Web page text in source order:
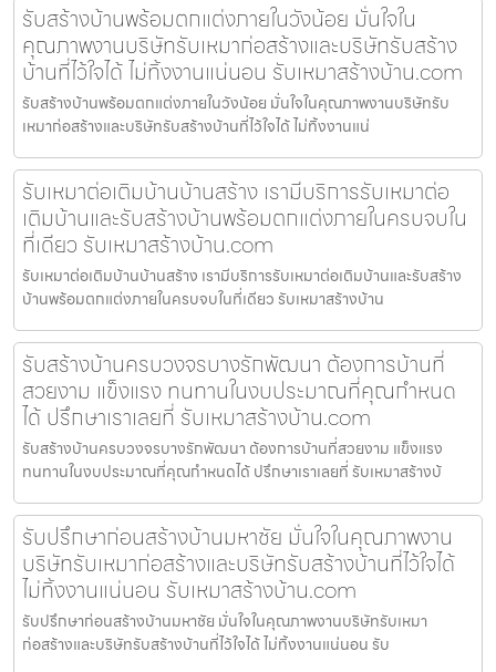
รับสร้างบ้านพร้อมตกแต่งภายในวังน้อย มั่นใจใน
คุณภาพงานบริษัทรับเหมาก่อสร้างและบริษัทรับสร้าง
บ้านที่ไว้ใจได้ ไม่ทิ้งงานแน่นอน รับเหมาสร้างบ้าน.com
รับสร้างบ้านพร้อมตกแต่งภายในวังน้อย มั่นใจในคุณภาพงานบริษัทรับ
เหมาก่อสร้างและบริษัทรับสร้างบ้านที่ไว้ใจได้ ไม่ทิ้งงานแน่
รับเหมาต่อเติมบ้านบ้านสร้าง เรามีบริการรับเหมาต่อ
เติมบ้านและรับสร้างบ้านพร้อมตกแต่งภายในครบจบใน
ที่เดียว รับเหมาสร้างบ้าน.com
รับเหมาต่อเติมบ้านบ้านสร้าง เรามีบริการรับเหมาต่อเติมบ้านและรับสร้าง
บ้านพร้อมตกแต่งภายในครบจบในที่เดียว รับเหมาสร้างบ้าน
รับสร้างบ้านครบวงจรบางรักพัฒนา ต้องการบ้านที่
สวยงาม แข็งแรง ทนทานในงบประมาณที่คุณกำหนด
ได้ ปรึกษาเราเลยที่ รับเหมาสร้างบ้าน.com
รับสร้างบ้านครบวงจรบางรักพัฒนา ต้องการบ้านที่สวยงาม แข็งแรง
ทนทานในงบประมาณที่คุณกำหนดได้ ปรึกษาเราเลยที่ รับเหมาสร้างบ้
รับปรึกษาก่อนสร้างบ้านมหาชัย มั่นใจในคุณภาพงาน
บริษัทรับเหมาก่อสร้างและบริษัทรับสร้างบ้านที่ไว้ใจได้
ไม่ทิ้งงานแน่นอน รับเหมาสร้างบ้าน.com
รับปรึกษาก่อนสร้างบ้านมหาชัย มั่นใจในคุณภาพงานบริษัทรับเหมา
ก่อสร้างและบริษัทรับสร้างบ้านที่ไว้ใจได้ ไม่ทิ้งงานแน่นอน รับ